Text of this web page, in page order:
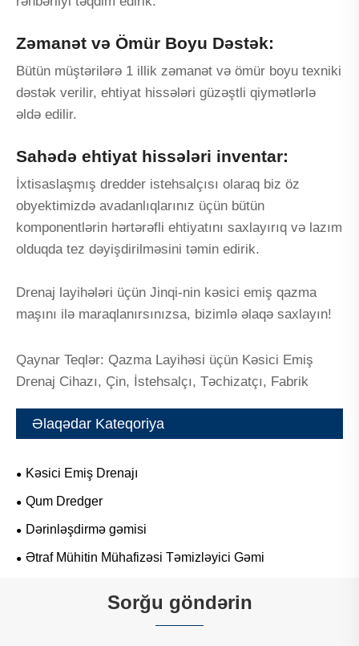
Zəmanət və Ömür Boyu Dəstək:
Bütün müştərilərə 1 illik zəmanət və ömür boyu texniki
dəstək verilir, ehtiyat hissələri güzəştli qiymətlərlə
əldə edilir.
Sahədə ehtiyat hissələri inventar:
İxtisaslaşmış dredder istehsalçısı olaraq biz öz
obyektimizdə avadanlıqlarınız üçün bütün
komponentlərin hərtərəfli ehtiyatını saxlayırıq və lazım
olduqda tez dəyişdirilməsini təmin edirik.
Drenaj layihələri üçün Jinqi-nin kəsici emiş qazma
maşını ilə maraqlanırsınızsa, bizimlə əlaqə saxlayın!
Qaynar Teqlər: Qazma Layihəsi üçün Kəsici Emiş
Drenaj Cihazı, Çin, İstehsalçı, Təchizatçı, Fabrik
Əlaqədar Kateqoriya
Kəsici Emiş Drenajı
Qum Dredger
Dərinləşdirmə gəmisi
Ətraf Mühitin Mühafizəsi Təmizləyici Gəmi
Sorğu göndərin